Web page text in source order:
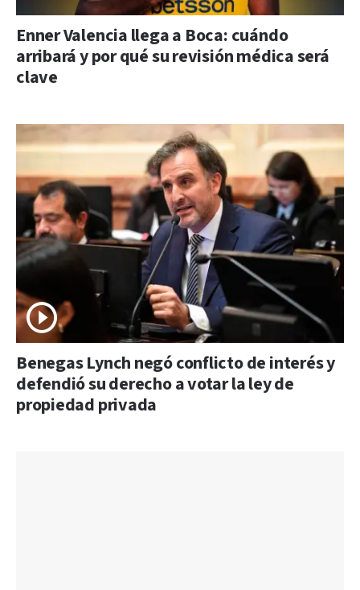
Enner Valencia llega a Boca: cuándo
arribará y por qué su revisión médica será
clave
Benegas Lynch negó conflicto de interés y
defendió su derecho a votar la ley de
propiedad privada